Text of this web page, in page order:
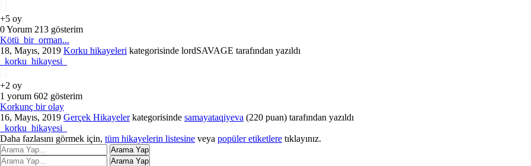
+5 oy
0Yorum 213 gösterim
Kötü_bir_orman...
18, Mayıs, 2019 Korku hikayeleri kategorisinde lordSAVAGE tarafından yazıldı
_korku_hikayesi_
+2 oy
1 yorum 602 gösterim
Korkunç bir olay
16, Mayıs, 2019 Gerçek Hikayelerkategorisinde samayataqiyeva (220 puan) tarafından yazıldı
_korku_hikayesi_
Daha fazlasını görmek için, tüm hikayelerin listesine veya popüler etiketlere tıklayınız.